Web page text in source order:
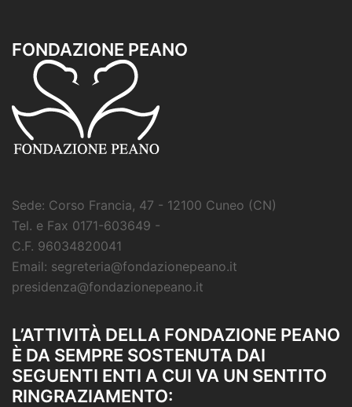
FONDAZIONE PEANO
Sede: Corso Francia, 47 - 12100 Cuneo (CN)
Tel. e Fax 0171-603649 -
C.F. 96034820041
Email: segreteria@fondazionepeano.it
presidenza@fondazionepeano.it
L’ATTIVITÀ DELLA FONDAZIONE PEANO
È DA SEMPRE SOSTENUTA DAI
SEGUENTI ENTI A CUI VA UN SENTITO
RINGRAZIAMENTO: